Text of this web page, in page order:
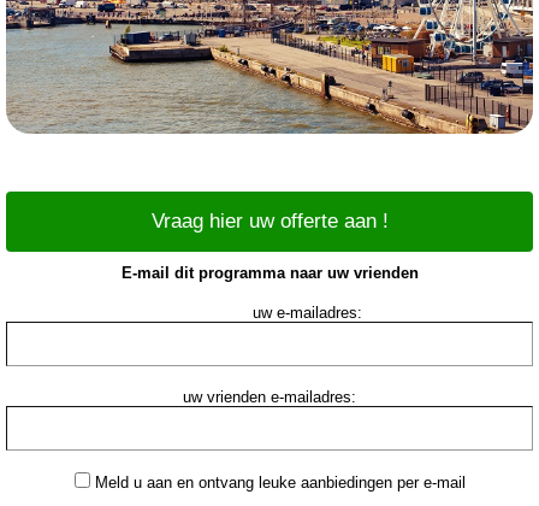
Vraag hier uw offerte aan !
E-mail dit programma naar uw vrienden
uw e-mailadres:
uw vrienden e-mailadres:
Meld u aan en ontvang leuke aanbiedingen per e-mail